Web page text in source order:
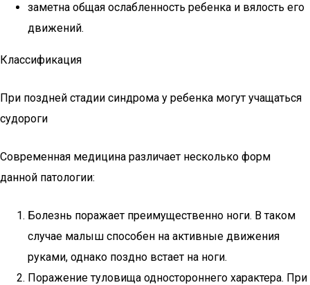
заметна общая ослабленность ребенка и вялость его
движений.
Классификация
При поздней стадии синдрома у ребенка могут учащаться
судороги
Современная медицина различает несколько форм
данной патологии:
Болезнь поражает преимущественно ноги. В таком
случае малыш способен на активные движения
руками, однако поздно встает на ноги.
Поражение туловища одностороннего характера. При